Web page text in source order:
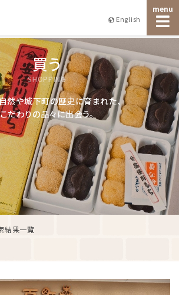
English
menu
買う
SHOPPING
然や城下町の歴史に育まれた、
こだわりの品々に出会う。
結果一覧